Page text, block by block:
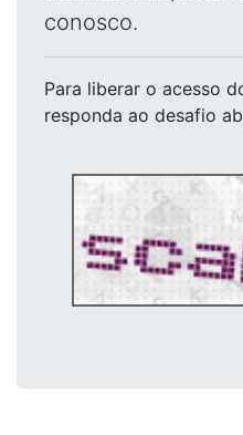
conosco.
Para liberar o acesso
responda ao desafio